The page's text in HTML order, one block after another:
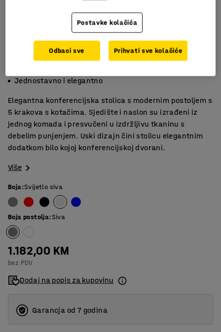
Oblikovano sjedište i naslon
Jednostavno i elegantno
Elegantna konferencijska stolica s modernim postoljem s
5 krakova s kotačima. Sjedište i naslon su izrađeni iz
jednog komada i presvučeni u izdržljivu tkaninu s
debelim punjenjem. Uski dizajn čini stolicu elegantnim
dodatkom bilo kojoj konferencijskoj dvorani.
Više
Boja:Svijetlo siva
Boja postolja:Siva
1.182,00 KM
bez PDV
Dodaj na popis za kupovinu
Garancja od 7 godina
Postavke kolačića
Odbaci sve Prihvati sve kolačiće